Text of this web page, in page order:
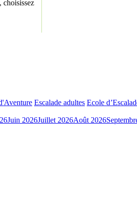
choisissez
Escalade adultes Ecole
Juin 2026Juillet 2026Août 2026